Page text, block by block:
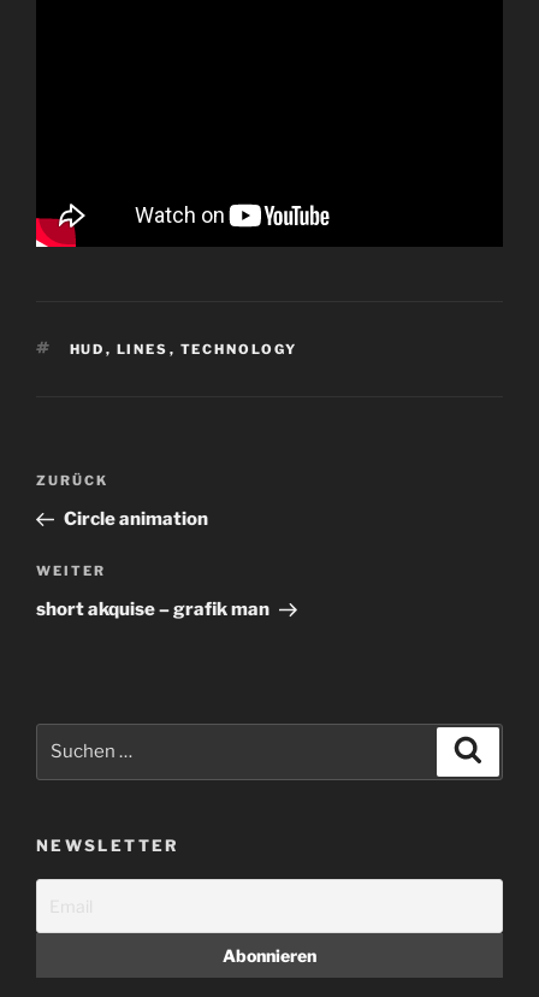
SCHLAGWÖRTER
HUD , LINES , TECHNOLOGY
Beitragsnavigation
Vorheriger
Beitrag
ZURÜCK
Circle animation
Nächster
Beitrag
WEITER
short akquise – grafik man
NEWSLETTER